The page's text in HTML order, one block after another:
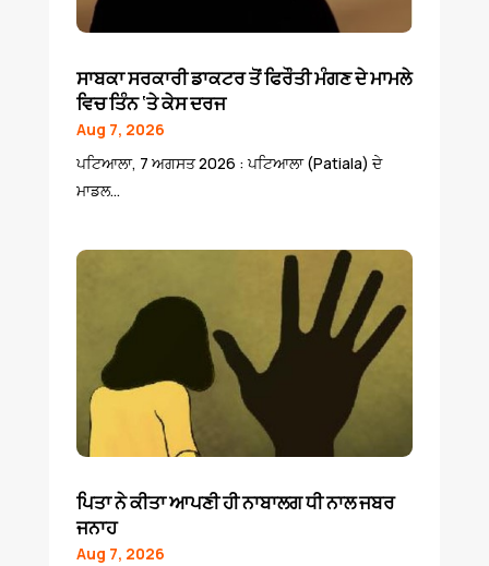
ਸਾਬਕਾ ਸਰਕਾਰੀ ਡਾਕਟਰ ਤੋਂ ਫਿਰੌਤੀ ਮੰਗਣ ਦੇ ਮਾਮਲੇ
ਵਿਚ ਤਿੰਨ ‘ਤੇ ਕੇਸ ਦਰਜ
Aug 7, 2026
ਪਟਿਆਲਾ, 7 ਅਗਸਤ 2026 : ਪਟਿਆਲਾ (Patiala) ਦੇ
ਮਾਡਲ...
ਪਿਤਾ ਨੇ ਕੀਤਾ ਆਪਣੀ ਹੀ ਨਾਬਾਲਗ ਧੀ ਨਾਲ ਜਬਰ
ਜਨਾਹ
Aug 7, 2026